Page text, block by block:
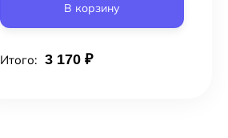
В корзину
Итого: 3 170 ₽